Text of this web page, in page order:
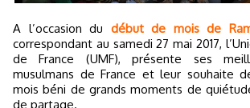
A l’occasion du début de mois de
correspondant au samedi 27 mai 2017,
de France (UMF), présente ses
musulmans de France et leur souhaite
mois béni de grands moments de
de partage.